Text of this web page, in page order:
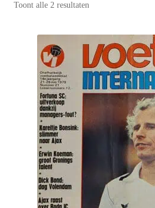
VI’s met Posters
Wie is puntertje
Puntertjes
Contact
Toont alle 2 resultaten